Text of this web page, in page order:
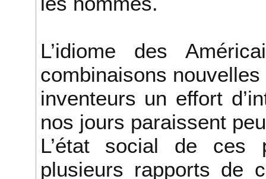
L’idiome des
combinaisons
inventeurs un effort
nos jours paraissent
L’état social de ces
plusieurs rapports de